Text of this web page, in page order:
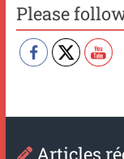
Please
Articles